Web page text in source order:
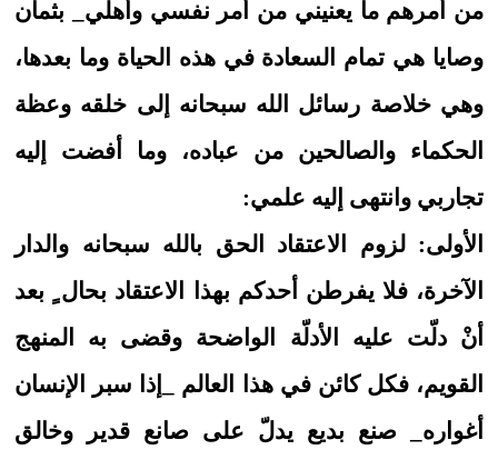
من أمرهم ما يعنيني من أمر نفسي وأهلي_ بثمان
وصايا هي تمام السعادة في هذه الحياة وما بعدها،
وهي خلاصة رسائل الله سبحانه إلى خلقه وعظة
الحكماء والصالحين من عباده، وما أفضت إليه
تجاربي وانتهى إليه علمي:
الأولى: لزوم الاعتقاد الحق بالله سبحانه والدار
الآخرة، فلا يفرطن أحدكم بهذا الاعتقاد بحال ٍ بعد
أنْ دلّت عليه الأدلّة الواضحة وقضى به المنهج
القويم، فكل كائن في هذا العالم _إذا سبر الإنسان
أغواره_ صنع بديع يدلّ على صانع قدير وخالق